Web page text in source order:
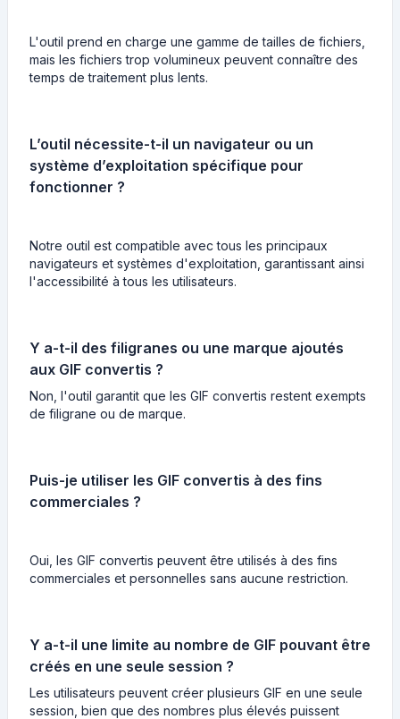
L'outil prend en charge une gamme de tailles de fichiers,
mais les fichiers trop volumineux peuvent connaître des
temps de traitement plus lents.
L’outil nécessite-t-il un navigateur ou un
système d’exploitation spécifique pour
fonctionner ?
Notre outil est compatible avec tous les principaux
navigateurs et systèmes d'exploitation, garantissant ainsi
l'accessibilité à tous les utilisateurs.
Y a-t-il des filigranes ou une marque ajoutés
aux GIF convertis ?
Non, l'outil garantit que les GIF convertis restent exempts
de filigrane ou de marque.
Puis-je utiliser les GIF convertis à des fins
commerciales ?
Oui, les GIF convertis peuvent être utilisés à des fins
commerciales et personnelles sans aucune restriction.
Y a-t-il une limite au nombre de GIF pouvant être
créés en une seule session ?
Les utilisateurs peuvent créer plusieurs GIF en une seule
session, bien que des nombres plus élevés puissent